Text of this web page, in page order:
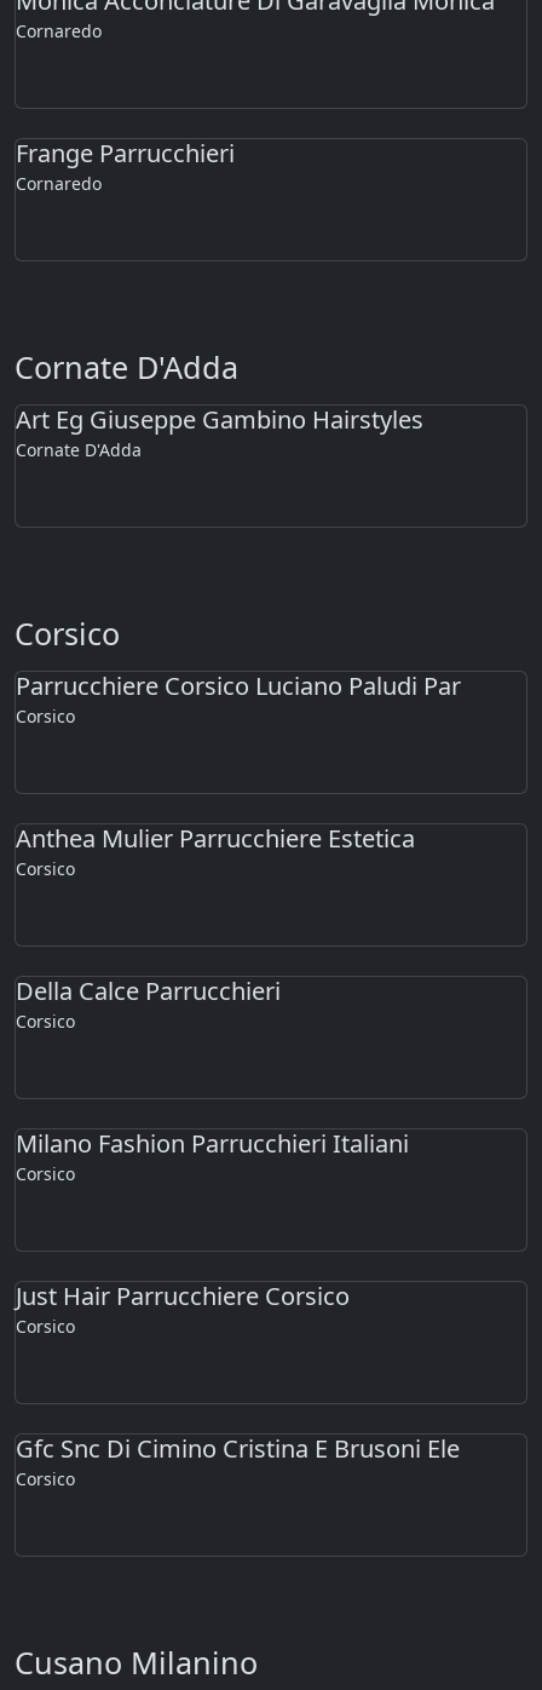
Cornaredo
Frange Parrucchieri
Cornaredo
Cornate D'Adda
Art Eg Giuseppe Gambino Hairstyles
Cornate D'Adda
Corsico
Parrucchiere Corsico Luciano Paludi Par
Corsico
Anthea Mulier Parrucchiere Estetica
Corsico
Della Calce Parrucchieri
Corsico
Milano Fashion Parrucchieri Italiani
Corsico
Just Hair Parrucchiere Corsico
Corsico
Gfc Snc Di Cimino Cristina E Brusoni Ele
Corsico
Cusano Milanino